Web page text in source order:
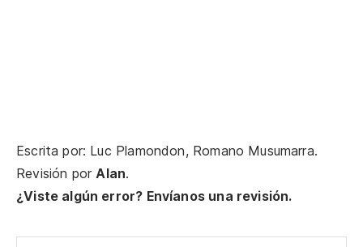
Escrita por: Luc Plamondon, Romano Musumarra.
Revisión porAlan.
¿Viste algún error? Envíanos una revisión.